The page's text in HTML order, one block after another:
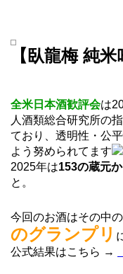
【臥龍梅 純
全米日本酒歓評会は
人酒類総合研究所の
ており、透明性・公
よう努められてます
2025年は153の蔵元
と。
今回のお酒はその中の
のグランプリ
公式結果はこちら →